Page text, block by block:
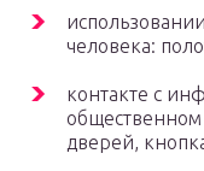
человека:
контакте с
дверей,